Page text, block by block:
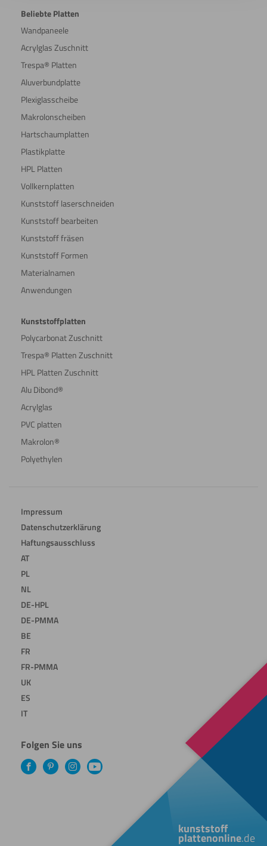
Gravieren
Umdrehen
Beschichten
Schneiden
Schweißen
Wasserstrahl
Beliebte Platten
Wandpaneele
Acrylglas Zuschnitt
Trespa® Platten
Aluverbundplatte
Plexiglasscheibe
Makrolonscheiben
Hartschaumplatten
Plastikplatte
HPL Platten
Vollkernplatten
Kunststoff laserschneiden
Kunststoff bearbeiten
Kunststoff fräsen
Kunststoff Formen
Materialnamen
Anwendungen
Kunststoffplatten
Polycarbonat Zuschnitt
Trespa® Platten Zuschnitt
HPL Platten Zuschnitt
Alu Dibond®
Acrylglas
PVC platten
Makrolon®
Polyethylen
Impressum
Datenschutzerklärung
Haftungsausschluss
AT
PL
NL
DE-HPL
DE-PMMA
BE
FR
FR-PMMA
UK
ES
IT
Folgen Sie uns
FacebookPinterestInstagramYouTube
kunststoff
plattenonline.de